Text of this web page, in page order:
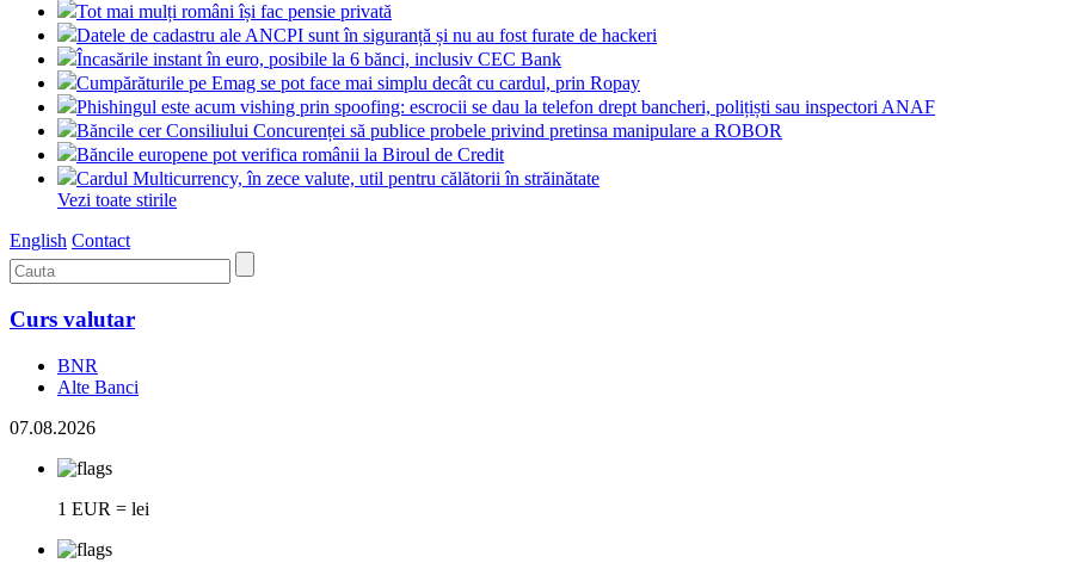
Tot mai mulți români își fac pensie privată
Datele de cadastru ale ANCPI sunt în siguranță și nu au fost furate de hackeri
Încasările instant în euro, posibile la 6 bănci, inclusiv CEC Bank
Cumpărăturile pe Emag se pot face mai simplu decât cu cardul, prin Ropay
Phishingul este acum vishing prin spoofing: escrocii se dau la telefon drept bancheri, polițiști sau inspectori ANAF
Băncile cer Consiliului Concurenței să publice probele privind pretinsa manipulare a ROBOR
Băncile europene pot verifica românii la Biroul de Credit
Cardul Multicurrency, în zece valute, util pentru călătorii în străinătate
Vezi toate stirile
English Contact
Curs valutar
BNR
Alte Banci
07.08.2026
1 EUR = lei